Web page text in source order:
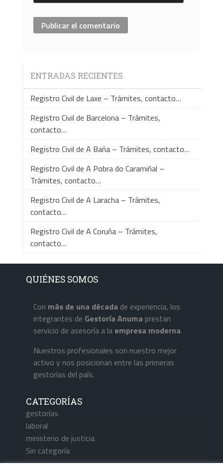
ENTRADAS RECIENTES
Registro Civil de Laxe – Trámites, contacto…
Registro Civil de Barcelona – Trámites,
contacto…
Registro Civil de A Baña – Trámites, contacto…
Registro Civil de A Pobra do Caramiñal –
Trámites, contacto…
Registro Civil de A Laracha – Trámites,
contacto…
Registro Civil de A Coruña – Trámites,
contacto…
QUIÉNES SOMOS
Con más de una década de experiencia, los
integrantes de Gestoría Anuma prestan
servicio de asesoría a la empresa moderna.
Nuestros profesionales son nuestro mejor
activo y nos posicionan entre las primeras
gestorías del país.
CATEGORÍAS
gestorías
laboral
ministerio de justicia
Sin categoría